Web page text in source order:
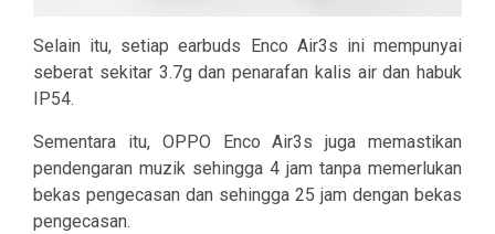
Selain itu, setiap earbuds Enco Air3s ini mempunyai
seberat sekitar 3.7g dan penarafan kalis air dan habuk
IP54.
Sementara itu, OPPO Enco Air3s juga memastikan
pendengaran muzik sehingga 4 jam tanpa memerlukan
bekas pengecasan dan sehingga 25 jam dengan bekas
pengecasan.